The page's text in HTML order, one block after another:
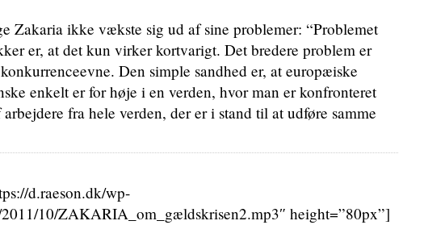
Zakaria ikke vækste sig ud af sine problemer: “Problemet
er, at det kun virker kortvarigt. Det bredere problem er
Den simple sandhed er, at europæiske
enkelt er for høje i en verden, hvor man er konfronteret
fra hele verden, der er i stand til at udføre samme
d.raeson.dk/wp-
10/ZAKARIA_om_gældskrisen2.mp3″ height=”80px”]